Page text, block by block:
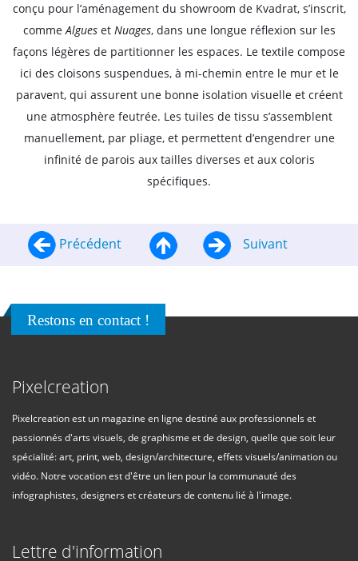
conçu pour l’aménagement du showroom de Kvadrat, s’inscrit,
commeAlgueset Nuages, dans une longue réflexion sur les
façons légères de partitionner les espaces. Le textile compose
ici des cloisons suspendues, à mi-chemin entre le mur et le
paravent, qui assurent une bonne isolation visuelle et créent
une atmosphère feutrée. Les tuiles de tissu s’assemblent
manuellement, par pliage, et permettent d’engendrer une
infinité de parois aux tailles diverses et aux coloris
spécifiques.
Précédent Suivant
Restons en contact !
Pixelcreation
Pixelcreation est un magazine en ligne destiné aux professionnels et
passionnés d'arts visuels, de graphisme et de design, quelle que soit leur
spécialité: art, print, web, design/architecture, effets visuels/animation ou
vidéo. Notre vocation est d'être un lien pour la communauté des
infographistes, designers et créateurs de contenu lié à l'image.
Lettre d'information